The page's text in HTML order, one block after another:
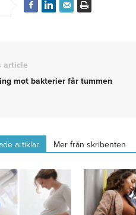
article
mot bakterier får tummen
artiklar Mer från skribenten